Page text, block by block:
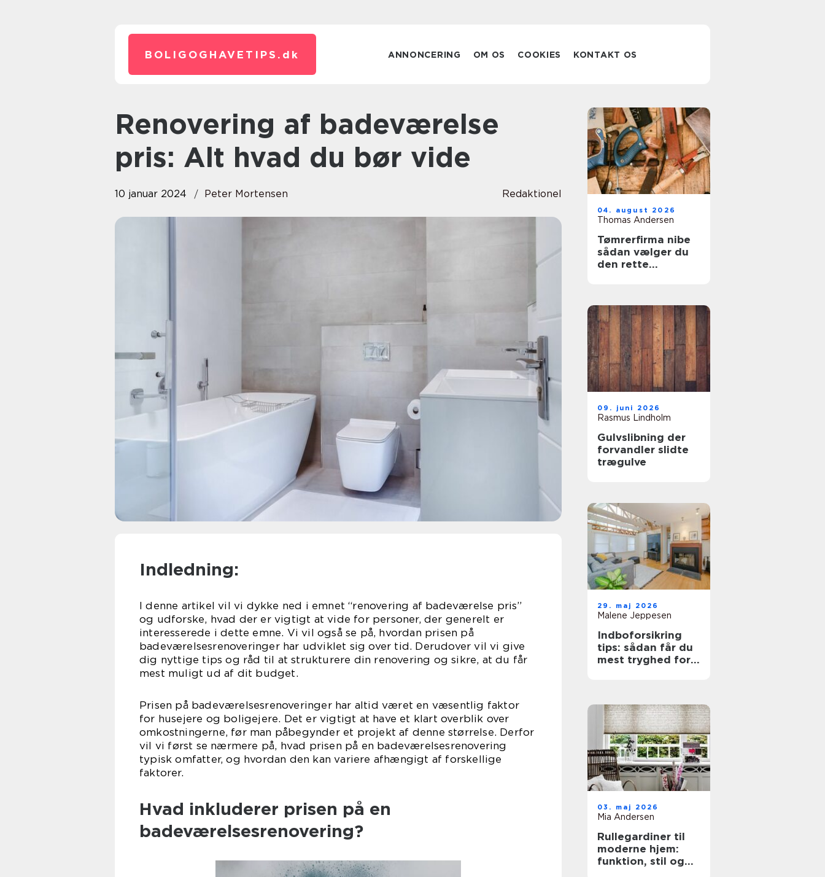
BOLIGOGHAVETIPS. dk ANNONCERING OM OS COOKIES KONTAKT OS
Renovering af badeværelse
pris: Alt hvad du bør vide
10 januar 2024 Peter Mortensen Redaktionel
Indledning:
I denne artikel vil vi dykke ned i emnet “renovering af badeværelse pris”
og udforske, hvad der er vigtigt at vide for personer, der generelt er
interesserede i dette emne. Vi vil også se på, hvordan prisen på
badeværelsesrenoveringer har udviklet sig over tid. Derudover vil vi give
dig nyttige tips og råd til at strukturere din renovering og sikre, at du får
mest muligt ud af dit budget.
Prisen på badeværelsesrenoveringer har altid været en væsentlig faktor
for husejere og boligejere. Det er vigtigt at have et klart overblik over
omkostningerne, før man påbegynder et projekt af denne størrelse. Derfor
vil vi først se nærmere på, hvad prisen på en badeværelsesrenovering
typisk omfatter, og hvordan den kan variere afhængigt af forskellige
faktorer.
Hvad inkluderer prisen på en
badeværelsesrenovering?
04. august 2026
Thomas Andersen
Tømrerfirma nibe
sådan vælger du
den rette
09. juni 2026
Rasmus Lindholm
Gulvslibning der
forvandler slidte
trægulve
29. maj 2026
Malene Jeppesen
Indboforsikring
tips: sådan får du
mest tryghed for
03. maj 2026
Mia Andersen
Rullegardiner til
moderne hjem:
funktion, stil og